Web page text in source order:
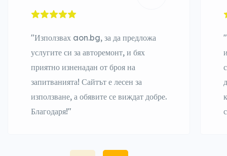
"Използвах aon.bg, за да предложа
услугите си за авторемонт, и бях
приятно изненадан от броя на
запитванията! Сайтът е лесен за
използване, а обявите се виждат добре.
Благодаря!"